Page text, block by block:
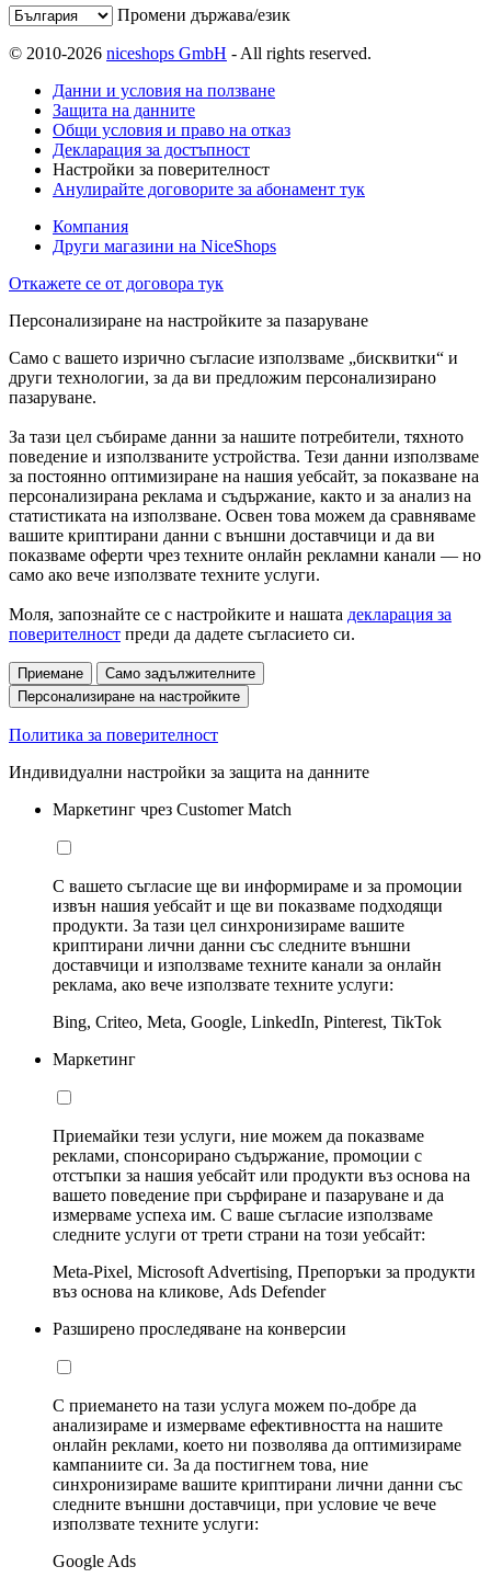
Промени държава/език
© 2010-2026 niceshops GmbH - All rights reserved.
Данни и условия на ползване
Защита на данните
Общи условия и право на отказ
Декларация за достъпност
Настройки за поверителност
Анулирайте договорите за абонамент тук
Компания
Други магазини на NiceShops
Откажете се от договора тук
Персонализиране на настройките за пазаруване
Само с вашето изрично съгласие използваме „бисквитки“ и
други технологии, за да ви предложим персонализирано
пазаруване.
За тази цел събираме данни за нашите потребители, тяхното
поведение и използваните устройства. Тези данни използваме
за постоянно оптимизиране на нашия уебсайт, за показване на
персонализирана реклама и съдържание, както и за анализ на
статистиката на използване. Освен това можем да сравняваме
вашите криптирани данни с външни доставчици и да ви
показваме оферти чрез техните онлайн рекламни канали — но
само ако вече използвате техните услуги.
Моля, запознайте се с настройките и нашата декларация за
поверителност преди да дадете съгласието си.
Приемане
Само задължителните
Персонализиране на настройките
Политика за поверителност
Индивидуални настройки за защита на данните
Маркетинг чрез Customer Match
С вашето съгласие ще ви информираме и за промоции
извън нашия уебсайт и ще ви показваме подходящи
продукти. За тази цел синхронизираме вашите
криптирани лични данни със следните външни
доставчици и използваме техните канали за онлайн
реклама, ако вече използвате техните услуги:
Bing, Criteo, Meta, Google, LinkedIn, Pinterest, TikTok
Маркетинг
Приемайки тези услуги, ние можем да показваме
реклами, спонсорирано съдържание, промоции с
отстъпки за нашия уебсайт или продукти въз основа на
вашето поведение при сърфиране и пазаруване и да
измерваме успеха им. С ваше съгласие използваме
следните услуги от трети страни на този уебсайт:
Meta-Pixel, Microsoft Advertising, Препоръки за продукти
въз основа на кликове, Ads Defender
Разширено проследяване на конверсии
С приемането на тази услуга можем по-добре да
анализираме и измерваме ефективността на нашите
онлайн реклами, което ни позволява да оптимизираме
кампаниите си. За да постигнем това, ние
синхронизираме вашите криптирани лични данни със
следните външни доставчици, при условие че вече
използвате техните услуги:
Google Ads